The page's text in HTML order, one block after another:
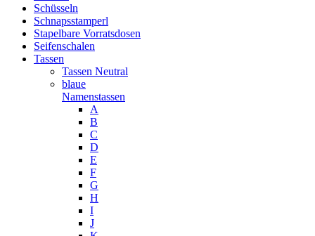
Schüsseln
Schnapsstamperl
Stapelbare Vorratsdosen
Seifenschalen
Tassen
Tassen Neutral
blaue
Namenstassen
A
B
C
D
E
F
G
H
I
J